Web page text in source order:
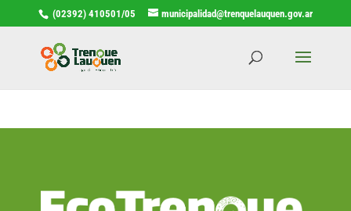
(02392) 410501/05 municipalidad@trenquelauquen.gov.ar